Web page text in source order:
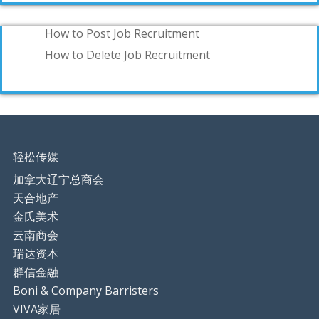
How to Post Job Recruitment
How to Delete Job Recruitment
轻松传媒
加拿大辽宁总商会
天合地产
金氏美术
云南商会
瑞达资本
群信金融
Boni & Company Barristers
VIVA家居